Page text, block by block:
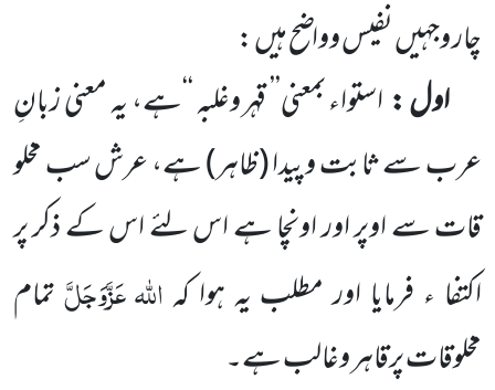
چار وجہیں نفیس وواضح ہیں :
اول :استواء بمعنی’’ قہر وغلبہ ‘‘ہے، یہ معنی زبانِ
عرب سے ثابت وپیدا(ظاہر)ہے، عرش سب مخلو
قات سے اوپر اور اونچا ہے اس لئے اس کے ذکر پر
اکتفا ء فرمایا اور مطلب یہ ہوا کہاللہعَزَّوَجَلَّتمام
مخلوقات پرقاہر وغالب ہے۔